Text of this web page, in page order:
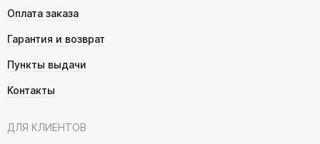
Оплата заказа
Гарантия и возврат
Пункты выдачи
Контакты
ДЛЯ КЛИЕНТОВ